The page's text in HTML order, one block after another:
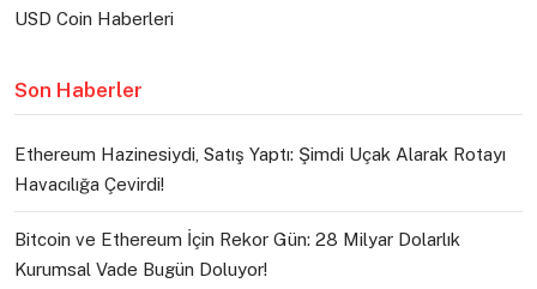
USD Coin Haberleri
Son Haberler
Ethereum Hazinesiydi, Satış Yaptı: Şimdi Uçak Alarak Rotayı
Havacılığa Çevirdi!
Bitcoin ve Ethereum İçin Rekor Gün: 28 Milyar Dolarlık
Kurumsal Vade Bugün Doluyor!